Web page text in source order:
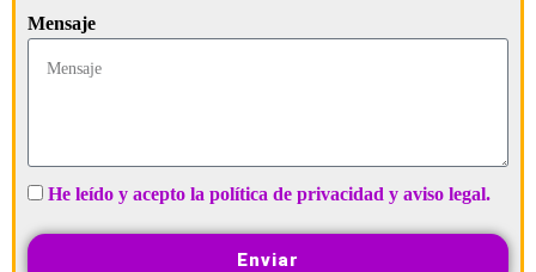
Mensaje
He leído y acepto la política de privacidad y aviso legal.
Enviar